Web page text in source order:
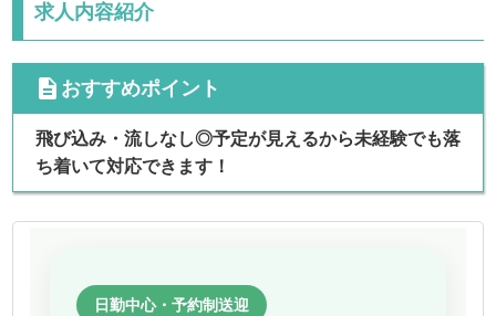
求人内容紹介
cdescription おすすめポイント
飛び込み・流しなし◎予定が見えるから未経験でも落
ち着いて対応できます！
日勤中心・予約制送迎